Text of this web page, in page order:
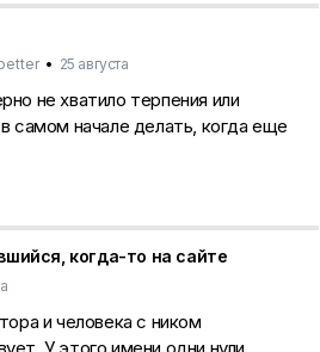
• 25 августа
не хватило терпения или
самом начале делать, когда еще
когда-то на сайте
и человека с ником